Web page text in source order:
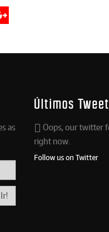
as
Ir!
Últimos
Oops, our twitter
right now.
Follow us on Twitter